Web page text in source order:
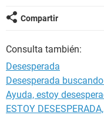
Compartir
Consulta también:
Desesperada
Desesperada
Ayuda, estoy
ESTOY